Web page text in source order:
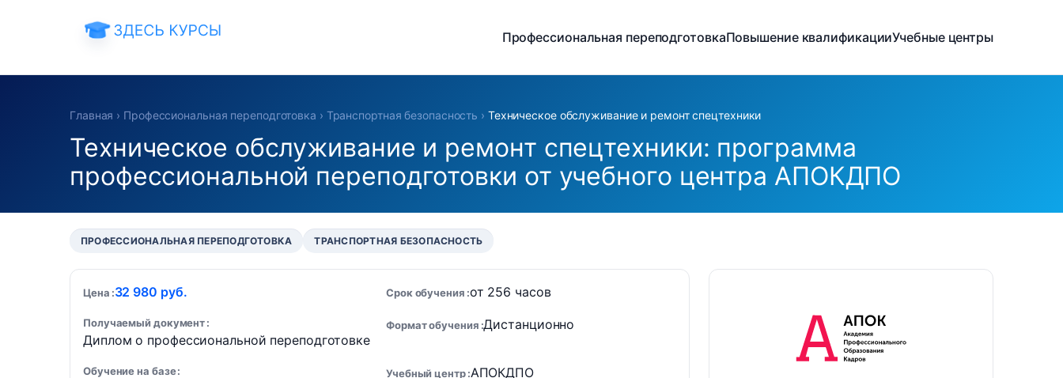
Профессиональная переподготовкаПовышение квалификацииУчебные центры
Главная › Профессиональная переподготовка › Транспортная безопасность › Техническое обслуживание и ремонт спецтехники
Техническое обслуживание и ремонт спецтехники: программа
профессиональной переподготовки от учебного центра АПОКДПО
ПРОФЕССИОНАЛЬНАЯ ПЕРЕПОДГОТОВКА ТРАНСПОРТНАЯ БЕЗОПАСНОСТЬ
Цена 32 980 руб. Срок обучения от 256 часов
Получаемый документ
Диплом о профессиональной переподготовке
Формат обучения Дистанционно
Обучение на базе Учебный центр АПОКДПО